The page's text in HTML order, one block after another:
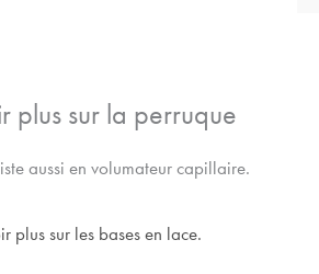
plus sur la perruque
aussi en volumateur capillaire.
plus sur les bases en lace.